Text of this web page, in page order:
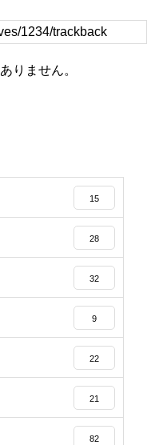
りません。
15
28
32
9
22
21
82